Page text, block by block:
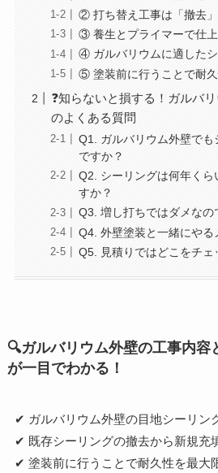
② 打ち替え工事は「撤去
③ 養生とプライマーで仕
④ ガルバリウムに適した
⑤ 塗装前に行うことで耐
❓知らないと損する！ガルバ
のよくある質問
Q1. ガルバリウム外壁で
ですか？
Q2. シーリングは何年く
すか？
Q3. 増し打ちではダメなの
Q4. 外壁塗装と一緒にやる
Q5. 見積りではどこをチェ
🔍ガルバリウム外壁の工事内容
が一目でわかる！
✔ ガルバリウム外壁の目地シーリン
✔ 既存シーリングの撤去から新規充
✔ 塗装前に行うことで耐久性を最大